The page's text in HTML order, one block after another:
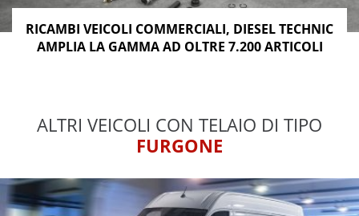
RICAMBI VEICOLI COMMERCIALI, DIESEL TECHNIC
AMPLIA LA GAMMA AD OLTRE 7.200 ARTICOLI
ALTRI VEICOLI CON TELAIO DI TIPO
FURGONE